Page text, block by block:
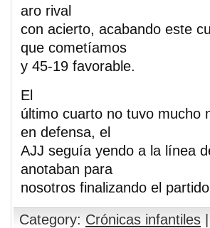
aro rival
con acierto, acabando este
que cometíamos
y 45-19 favorable.
El
último cuarto no tuvo mucho
en defensa, el
AJJ seguía yendo a la línea
anotaban para
nosotros finalizando el
Category: Crónicas infantiles